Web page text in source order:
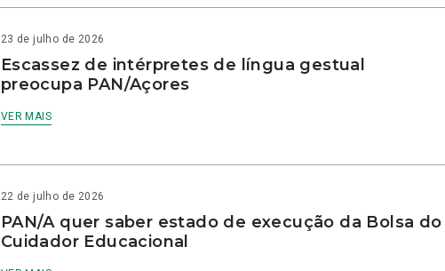
23 de julho de 2026
Escassez de intérpretes de língua gestual
preocupa PAN/Açores
VER MAIS
22 de julho de 2026
PAN/A quer saber estado de execução da Bolsa do
Cuidador Educacional